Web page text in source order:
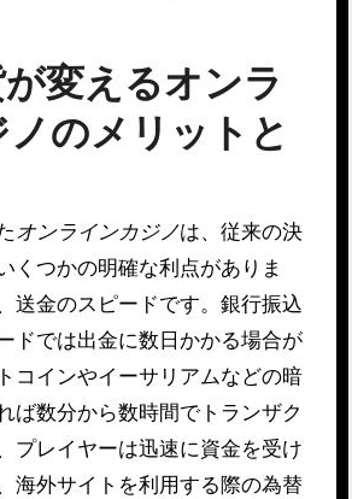
変えるオンラ
のメリットと
オンラインカジノは、従来の決
くつかの明確な利点がありま
送金のスピードです。銀行振込
ドでは出金に数日かかる場合が
コインやイーサリアムなどの暗
ば数分から数時間でトランザク
プレイヤーは迅速に資金を受け
海外サイトを利用する際の為替